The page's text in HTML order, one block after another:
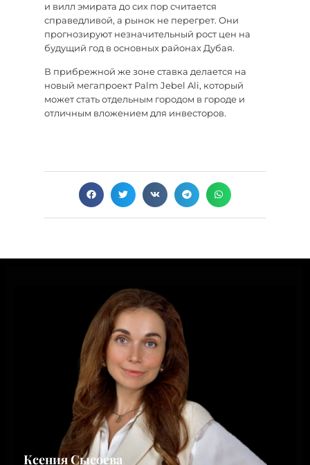
и вилл эмирата до сих пор считается
справедливой, а рынок не перегрет. Они
прогнозируют незначительный рост цен на
будущий год в основных районах Дубая.
В прибрежной же зоне ставка делается на
новый мегапроект Palm Jebel Ali, который
может стать отдельным городом в городе и
отличным вложением для инвесторов.
Ксения Сысоева